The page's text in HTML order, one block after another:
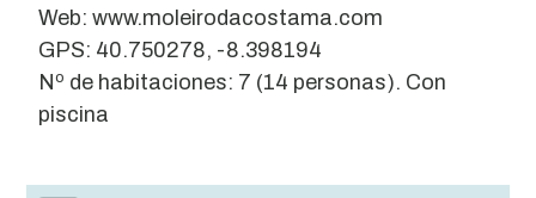
Web: www.moleirodacostama.com
GPS: 40.750278, -8.398194
Nº de habitaciones: 7 (14 personas). Con
piscina